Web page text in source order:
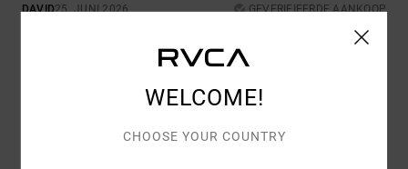
DAVID25. JUNI 2026
GEVERIFIEERDE AANKOOP
: GROOT
/5
5/5
WELCOME!
CHOOSE YOUR COUNTRY